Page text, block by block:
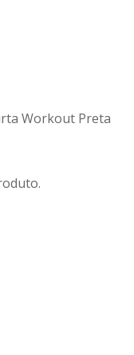
Workout Preta